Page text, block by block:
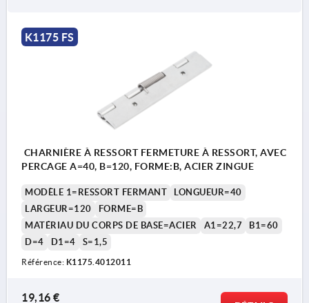
K1175 FS
CHARNIÈRE À RESSORT FERMETURE À RESSORT, AVEC
PERCAGE A=40, B=120, FORME:B, ACIER ZINGUE
MODÈLE 1=RESSORT FERMANT
LONGUEUR=40
LARGEUR=120
FORME=B
MATÉRIAU DU CORPS DE BASE=ACIER
A1=22,7
B1=60
D=4
D1=4 S=1,5
Référence: K1175.4012011
19,16 €